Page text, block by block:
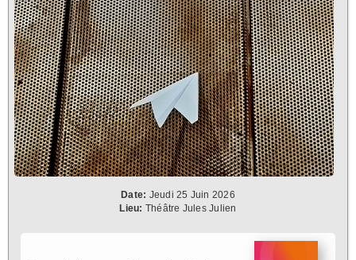
Date: Jeudi 25 Juin 2026
Lieu: Théâtre Jules Julien